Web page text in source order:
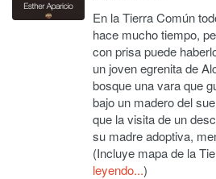
En la Tierra Común
hace mucho tiempo,
con prisa puede
un joven egrenita de
bosque una vara que
bajo un madero del
que la visita de un
su madre adoptiva,
(Incluye mapa de la
leyendo...)